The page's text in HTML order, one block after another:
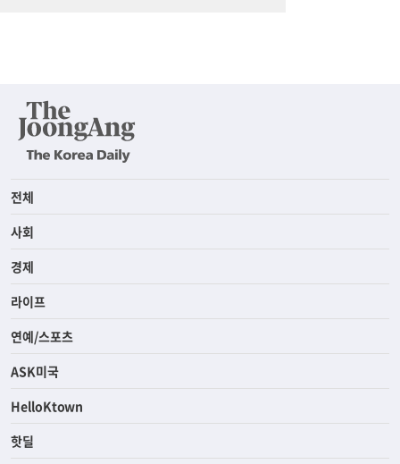
전체
사회
경제
라이프
연예/스포츠
ASK미국
HelloKtown
핫딜